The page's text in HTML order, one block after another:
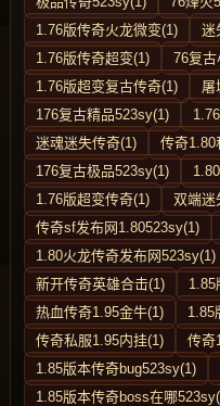
1.76版传奇火龙微变(1)
迷
1.76版传奇超变(1)
76复
1.76版超变复古传奇(1)
屠
176复古精品523sy(1)
迷魂迷失传奇(1)
传奇1.80
176复古极品523sy(1)
1.76版超变传奇(1)
双端迷
传奇sf发布网1.80523sy(1)
1.80火龙传奇发布网523sy(1)
新开传奇英雄合击(1)
1.85
热血传奇1.95金牛(1)
1.85
传奇私服1.95内挂(1)
传奇
1.85版本传奇bug523sy(1)
1.85版本传奇boss在哪